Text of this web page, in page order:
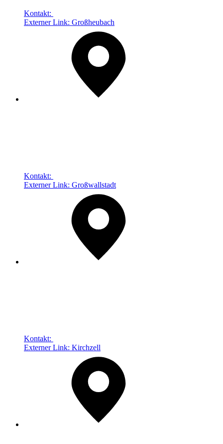
Kontakt:
Externer Link: Großheubach
Kontakt:
Externer Link: Großwallstadt
Kontakt:
Externer Link: Kirchzell